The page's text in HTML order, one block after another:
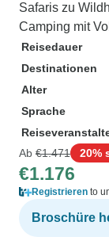
Safaris zu
Camping mit
Reisedauer
Destinationen
Alter
Sprache
Ab €1.471 20%
€1.176
Registrieren to
Broschüre